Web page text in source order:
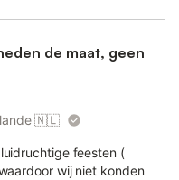
de maat, geen
🇳🇱
feesten (
wij niet konden